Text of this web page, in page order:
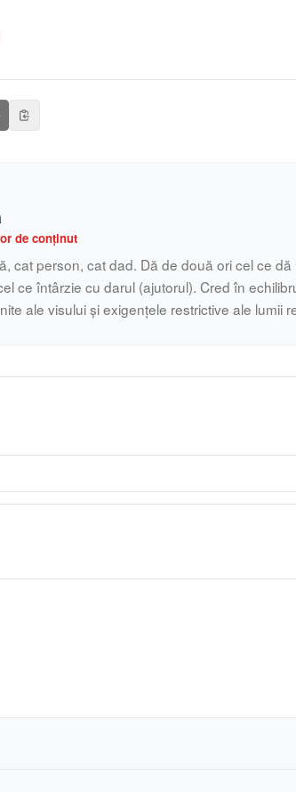
de conținut
cat person, cat dad. Dă de două ori cel ce dă
ce întârzie cu darul (ajutorul). Cred în
ale visului și exigențele restrictive ale lumii